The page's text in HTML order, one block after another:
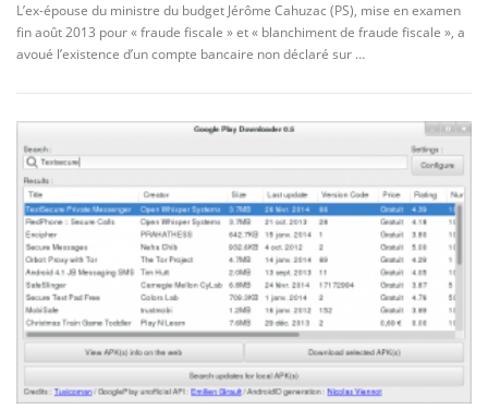
L’ex-épouse du ministre du budget Jérôme Cahuzac (PS), mise en examen
fin août 2013 pour « fraude fiscale » et « blanchiment de fraude fiscale », a
avoué l’existence d’un compte bancaire non déclaré sur …